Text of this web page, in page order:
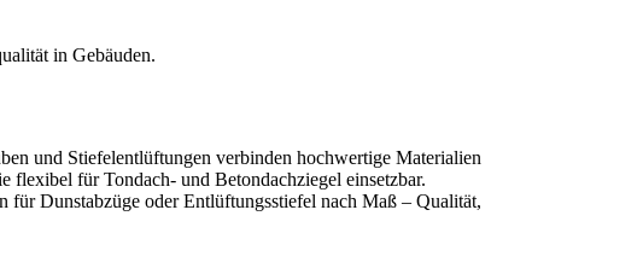
in Gebäuden.
und Stiefelentlüftungen verbinden hochwertige Materialien
für Tondach- und Betondachziegel einsetzbar.
Dunstabzüge oder Entlüftungsstiefel nach Maß – Qualität,